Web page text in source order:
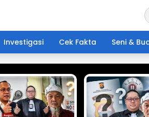
Investigasi Cek Fakta Seni &